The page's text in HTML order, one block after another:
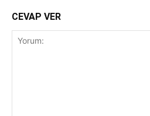
CEVAP VER